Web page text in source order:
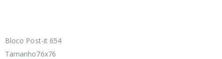
Bloco Post-it 654
Tamanho76x76